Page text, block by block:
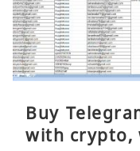
Buy
with crypto,